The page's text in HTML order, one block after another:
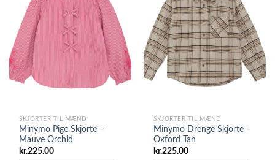
SKJORTER TIL MÆND
Minymo Pige Skjorte –
Mauve Orchid
kr.225.00
SKJORTER TIL MÆND
Minymo Drenge Skjorte –
Oxford Tan
kr.225.00